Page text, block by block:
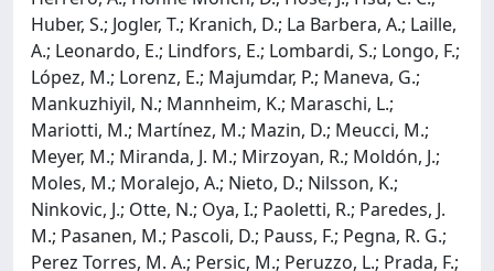
Huber, S.; Jogler, T.; Kranich, D.; La Barbera, A.; Laille,
A.; Leonardo, E.; Lindfors, E.; Lombardi, S.; Longo, F.;
López, M.; Lorenz, E.; Majumdar, P.; Maneva, G.;
Mankuzhiyil, N.; Mannheim, K.; Maraschi, L.;
Mariotti, M.; Martínez, M.; Mazin, D.; Meucci, M.;
Meyer, M.; Miranda, J. M.; Mirzoyan, R.; Moldón, J.;
Moles, M.; Moralejo, A.; Nieto, D.; Nilsson, K.;
Ninkovic, J.; Otte, N.; Oya, I.; Paoletti, R.; Paredes, J.
M.; Pasanen, M.; Pascoli, D.; Pauss, F.; Pegna, R. G.;
Perez Torres, M. A.; Persic, M.; Peruzzo, L.; Prada, F.;